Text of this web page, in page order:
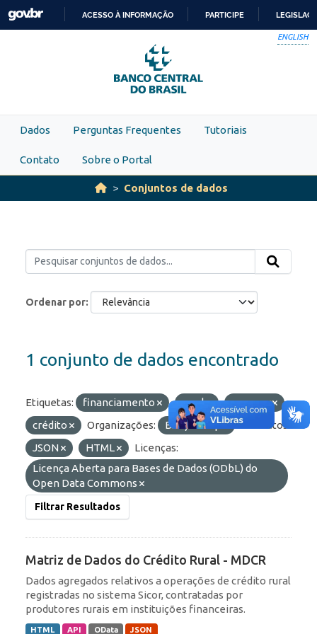
Skip to main content
PARA
O
CONTEÚDO
ACESSO À INFORMAÇÃO PARTICIPE
ENGLISH
Dados Perguntas Frequentes Tutoriais
Contato Sobre o Portal
Conjuntos de dados
Ordenar por
1 conjunto de dados encontrado
Etiquetas: financiamento rural
proagro
crédito
Organizações: BCB/Derop
Formatos:
JSON
HTML
Licenças:
Licença Aberta para Bases de Dados (ODbL) do
Open Data Commons
Filtrar Resultados
Matriz de Dados do Crédito Rural - MDCR
Dados agregados relativos a operações de crédito rural
registradas no sistema Sicor, contratadas por
produtores rurais em instituições financeiras.
HTML API OData JSON